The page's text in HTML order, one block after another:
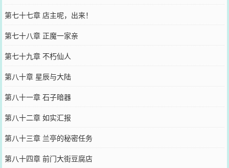
第七十七章 店主呢，出来！
第七十八章 正魔一家亲
第七十九章 不朽仙人
第八十章 星辰与大陆
第八十一章 石子暗器
第八十二章 如实汇报
第八十三章 兰亭的秘密任务
第八十四章 前门大街豆腐店